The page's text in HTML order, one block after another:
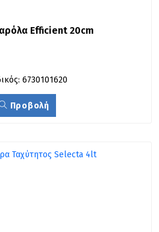
Efficient 20cm
6730101620
Προβολή